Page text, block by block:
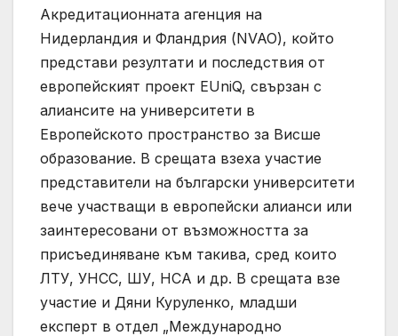
Акредитационната агенция на
Нидерландия и Фландрия (NVAO), който
представи резултати и последствия от
европейският проект EUniQ, свързан с
алиансите на университети в
Европейското пространство за Висше
образование. В срещата взеха участие
представители на български университети
вече участващи в европейски алианси или
заинтересовани от възможността за
присъединяване към такива, сред които
ЛТУ, УНСС, ШУ, НСА и др. В срещата взе
участие и Дяни Куруленко, младши
експерт в отдел „Международно